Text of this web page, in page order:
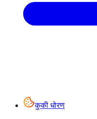
कुकी धोरण